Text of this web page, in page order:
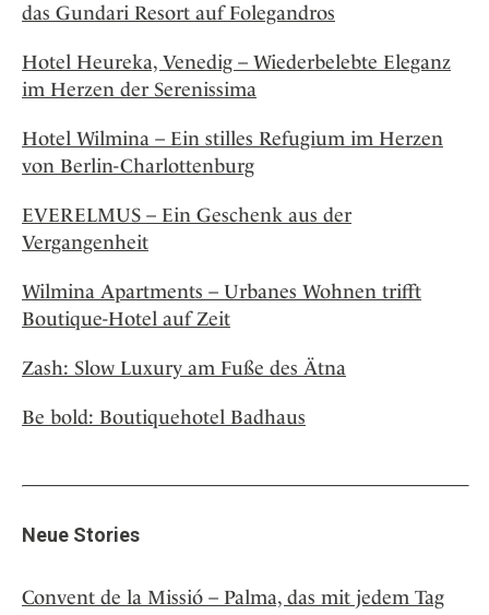
das Gundari Resort auf Folegandros
Hotel Heureka, Venedig – Wiederbelebte Eleganz
im Herzen der Serenissima
Hotel Wilmina – Ein stilles Refugium im Herzen
von Berlin-Charlottenburg
EVERELMUS – Ein Geschenk aus der
Vergangenheit
Wilmina Apartments – Urbanes Wohnen trifft
Boutique-Hotel auf Zeit
Zash: Slow Luxury am Fuße des Ätna
Be bold: Boutiquehotel Badhaus
Neue Stories
Convent de la Missió – Palma, das mit jedem Tag